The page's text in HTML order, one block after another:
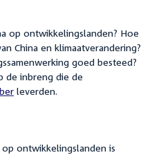
op ontwikkelingslanden? Hoe
China en klimaatverandering?
goed besteed?
de inbreng die de
leverden.
ontwikkelingslanden is